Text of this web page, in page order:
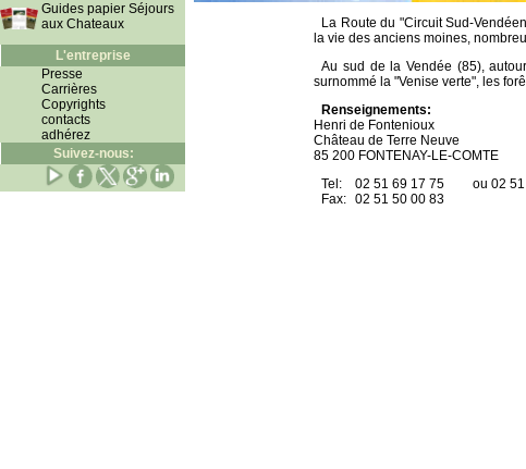
Guides papier Séjours
aux Chateaux
L'entreprise
Presse
Carrières
Copyrights
contacts
adhérez
Suivez-nous:
La Route du "Circuit Sud-
la vie des anciens moines,
Au sud de la Vendée (85),
surnommé la "Venise verte", les
Renseignements:
Henri de Fontenioux
Château de Terre Neuve
85 200 FONTENAY-LE-COMTE
Tel:
02 51 69 17 75
ou 02
Fax: 02 51 50 00 83